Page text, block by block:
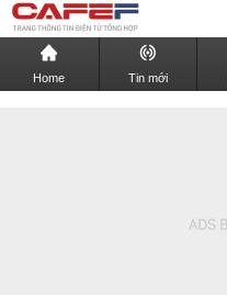
Home Tin mới